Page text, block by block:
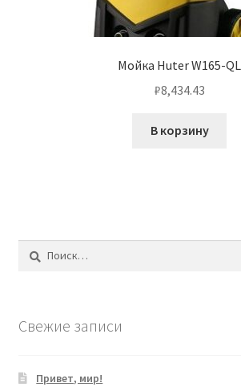
Мойка Huter W165-QL
₽8,434.43
В корзину
Найти:
Свежие записи
Привет, мир!